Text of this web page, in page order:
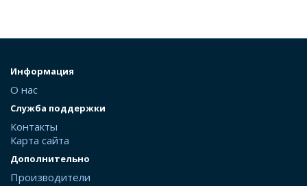
Информация
О нас
Служба поддержки
Контакты
Карта сайта
Дополнительно
Производители